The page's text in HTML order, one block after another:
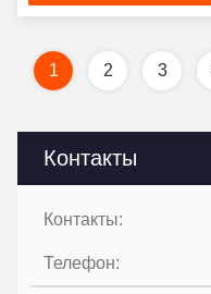
Контакты
Контакты:
Телефон:
давление до 109-
номинальный поток
7500 GPM SCF400-
1 2 3